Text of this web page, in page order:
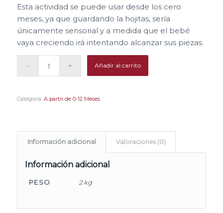
Esta actividad se puede usar desde los cero
meses, ya que guardando la hojitas, sería
únicamente sensorial y a medida que el bebé
vaya creciendo irá intentando alcanzar sus piezas.
Añadir al carrito
Categoría: A partir de 0-12 Meses
Información adicional Valoraciones (0)
Información adicional
PESO 2 kg